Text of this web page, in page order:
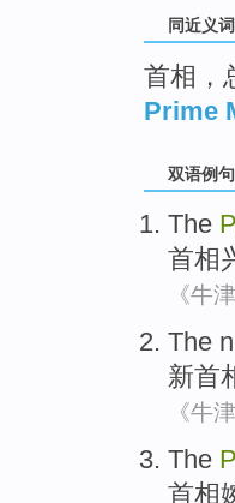
同近义词
首相，
Prime
双语例句
The
首相
《牛
The
新首
《牛
The
首相